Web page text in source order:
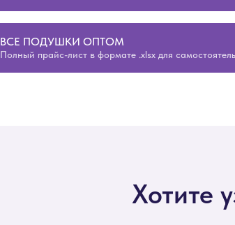
ВСЕ ПОДУШКИ ОПТОМ
Полный прайс-лист в формате .xlsx для
Хотите